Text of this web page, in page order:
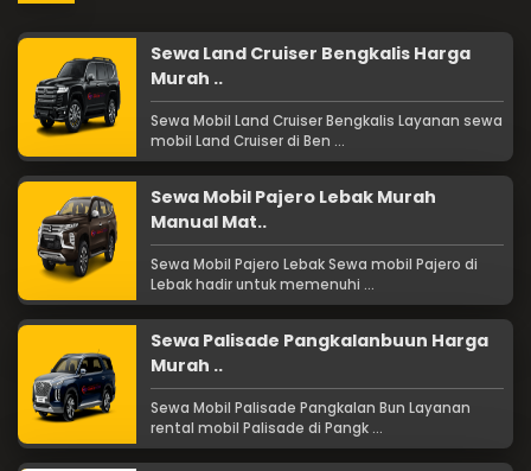
Sewa Land Cruiser Bengkalis Harga
Murah ..
Sewa Mobil Land Cruiser Bengkalis Layanan sewa
mobil Land Cruiser di Ben ...
Sewa Mobil Pajero Lebak Murah
Manual Mat..
Sewa Mobil Pajero Lebak Sewa mobil Pajero di
Lebak hadir untuk memenuhi ...
Sewa Palisade Pangkalanbuun Harga
Murah ..
Sewa Mobil Palisade Pangkalan Bun Layanan
rental mobil Palisade di Pangk ...